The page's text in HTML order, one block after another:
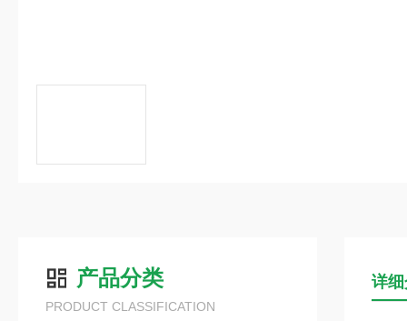
产品分类
PRODUCT CLASSIFICATION
详